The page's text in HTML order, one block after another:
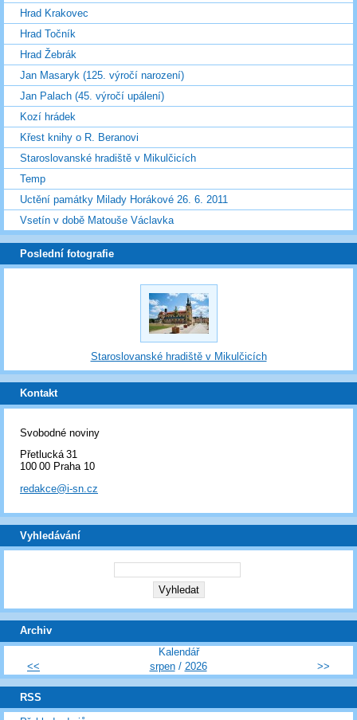
Hrad Krakovec
Hrad Točník
Hrad Žebrák
Jan Masaryk (125. výročí narození)
Jan Palach (45. výročí upálení)
Kozí hrádek
Křest knihy o R. Beranovi
Staroslovanské hradiště v Mikulčicích
Temp
Uctění památky Milady Horákové 26. 6. 2011
Vsetín v době Matouše Václavka
Poslední fotografie
Staroslovanské hradiště v Mikulčicích
Kontakt
Svobodné noviny
Přetlucká 31
100 00 Praha 10
redakce@i-sn.cz
Vyhledávání
Archiv
Kalendář
<<
srpen/ 2026 >>
RSS